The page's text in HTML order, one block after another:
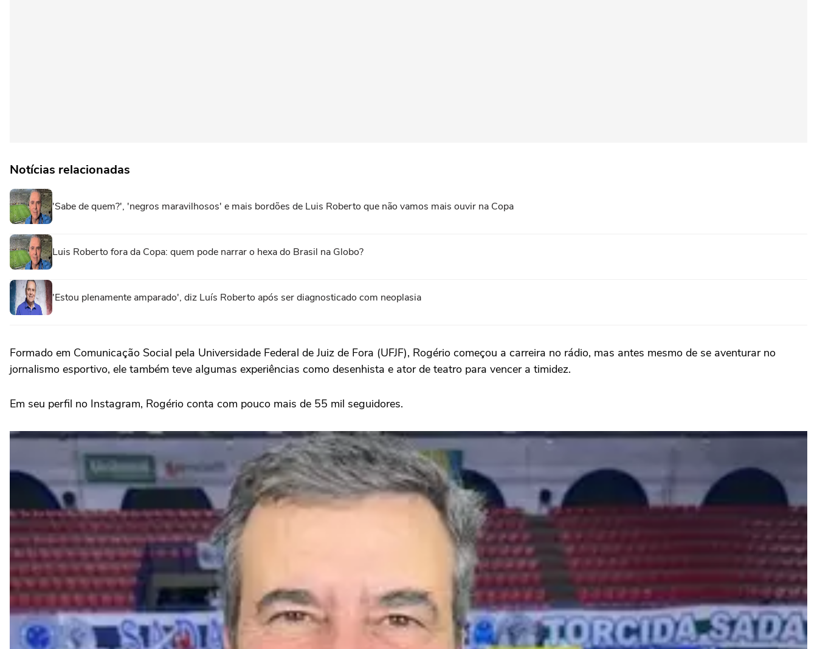
Notícias relacionadas
'Sabe de quem?', 'negros maravilhosos' e mais bordões de Luis Roberto que não vamos mais ouvir na Copa
Luis Roberto fora da Copa: quem pode narrar o hexa do Brasil na Globo?
'Estou plenamente amparado', diz Luís Roberto após ser diagnosticado com neoplasia
Formado em Comunicação Social pela Universidade Federal de Juiz de Fora (UFJF), Rogério começou a carreira no rádio, mas antes mesmo de se aventurar no
jornalismo esportivo, ele também teve algumas experiências como desenhista e ator de teatro para vencer a timidez.
Em seu perfil no Instagram, Rogério conta com pouco mais de 55 mil seguidores.